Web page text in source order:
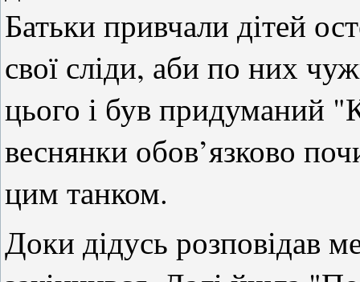
Батьки привчали дітей
свої сліди, аби по них
цього і був придуманий
веснянки обов’язково
цим танком.
Доки дідусь розповідав